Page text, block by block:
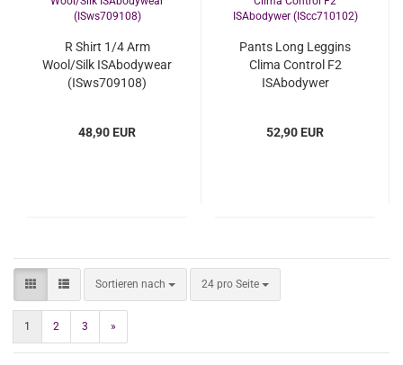
R Shirt 1/4 Arm
Wool/Silk ISAbodywear
(ISws709108)
48,90 EUR
Pants Long Leggins
Clima Control F2
ISAbodywer
52,90 EUR
Sortieren nach
Sortieren nach 24 pro Seite
pro Seite
1 2 3 »